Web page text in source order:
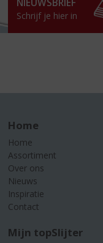
NIEUWSBRIEF
Schrijf je hier in
Home
Home
Assortiment
Over ons
Nieuws
Inspiratie
Contact
Mijn topSlijter